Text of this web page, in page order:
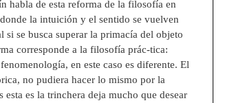
habla de esta reforma de la filosofía en
la intuición y el sentido se vuelven
si se busca superar la primacía del objeto
corresponde a la filosofía prác-tica:
en este caso es diferente. El
no pudiera hacer lo mismo por la
es la trinchera deja mucho que desear